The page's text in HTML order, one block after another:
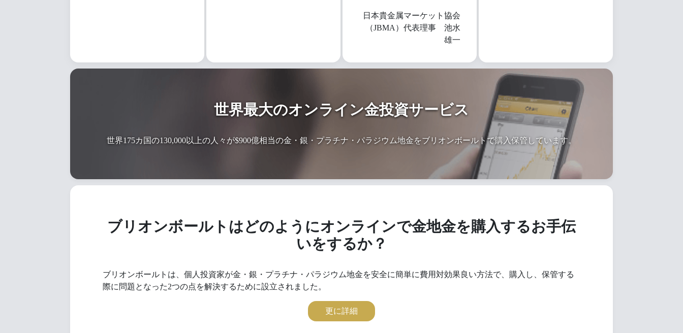
日本貴金属マーケット協会
（JBMA）代表理事 池水
雄一
世界最大のオンライン金投資サービス
世界175カ国の130,000以上の人々が$900億相当の金・銀・プラチナ・パラジウム地金をブリオンボールトで購入保管しています。
ブリオンボールトはどのようにオンラインで金地金を購入するお手伝
いをするか？
ブリオンボールトは、個人投資家が金・銀・プラチナ・パラジウム地金を安全に簡単に費用対効果良い方法で、購入し、保管する
際に問題となった2つの点を解決するために設立されました。
更に詳細